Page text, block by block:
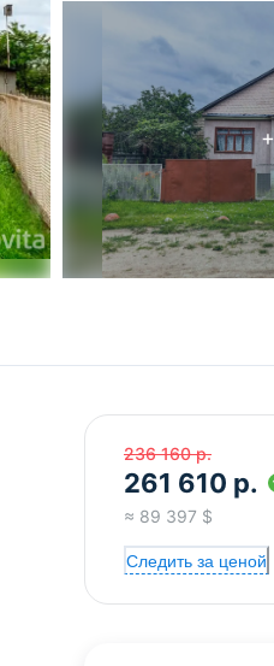
+
236 160 р.
261 610 р.
≈ 89 397 $
Следить за ценой